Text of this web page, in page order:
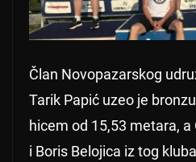
Član Novopazarskog
Tarik Papić uzeo je
hicem od 15,53 metara,
i Boris Belojica iz tog